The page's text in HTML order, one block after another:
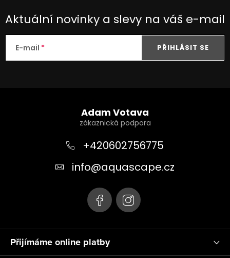
Aktuální novinky a slevy na váš e-mail
E-mail PŘIHLÁSIT SE
Přijímáme online platby
Adam Votava
+420602756775
info@aquascape.cz